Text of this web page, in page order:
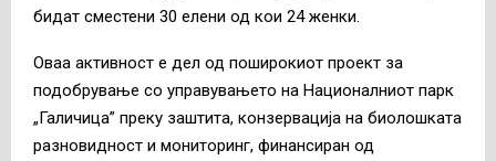
бидат сместени 30 елени од кои 24 женки.
Оваа активност е дел од поширокиот проект за
подобрување со управувањето на Националниот парк
„Галичица” преку заштита, конзервација на биолошката
разновидност и мониторинг, финансиран од